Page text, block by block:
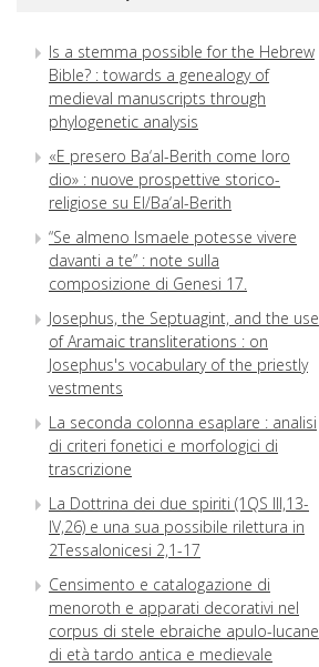
Is a stemma possible for the Hebrew
Bible? : towards a genealogy of
medieval manuscripts through
phylogenetic analysis
«E presero Ba‘al-Berith come loro
dio» : nuove prospettive storico-
religiose su El/Ba‘al-Berith
“Se almeno Ismaele potesse vivere
davanti a te” : note sulla
composizione di Genesi 17.
Josephus, the Septuagint, and the use
of Aramaic transliterations : on
Josephus's vocabulary of the priestly
vestments
La seconda colonna esaplare : analisi
di criteri fonetici e morfologici di
trascrizione
La Dottrina dei due spiriti (1QS III,13-
IV,26) e una sua possibile rilettura in
2Tessalonicesi 2,1-17
Censimento e catalogazione di
menoroth e apparati decorativi nel
corpus di stele ebraiche apulo-lucane
di età tardo antica e medievale